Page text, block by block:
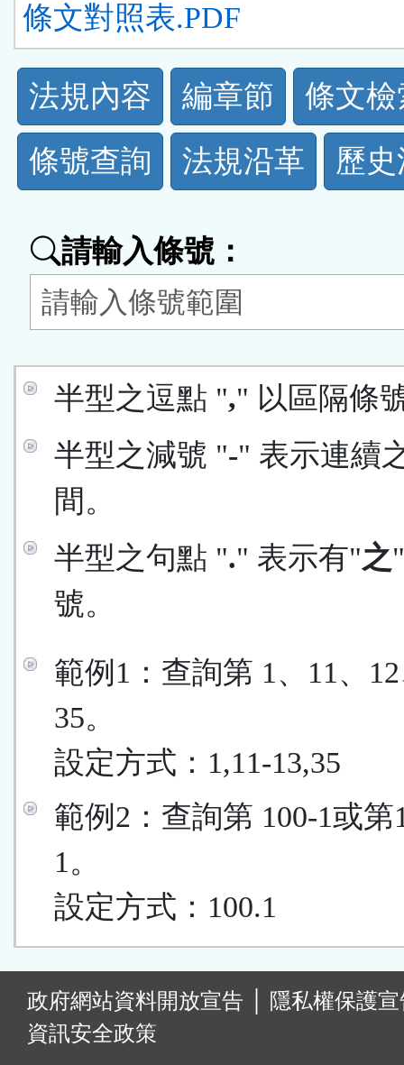
條文對照表.PDF
法
規
功
按
鈕
法規內容 編章節
條文檢
條號查詢
法規沿革 歷
請輸入條號：
半型之逗點 "," 以區隔條
半型之減號 "-" 表示連續
間。
半型之句點 "." 表示有"之
號。
範例1：查詢第 1、11、
35。
設定方式：1,11-13,35
範例2：查詢第 100-1或第
1。
設定方式：100.1
政府網站資料開放宣告
隱私權保護
資訊安全政策